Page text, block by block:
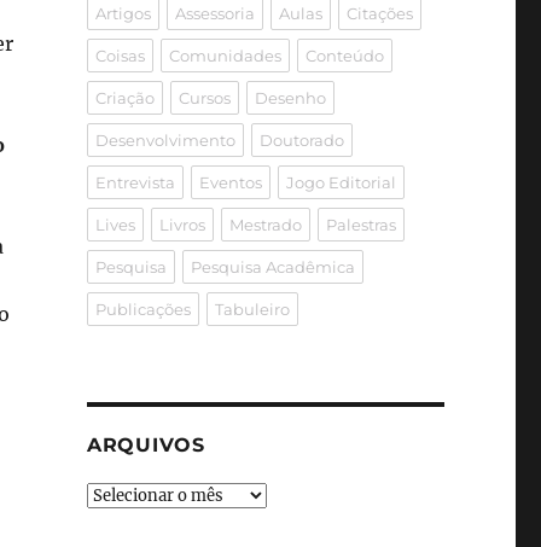
Artigos Assessoria Aulas Citações
Coisas Comunidades Conteúdo
Criação Cursos Desenho
Desenvolvimento Doutorado
Entrevista Eventos Jogo Editorial
Lives Livros Mestrado Palestras
Pesquisa Pesquisa Acadêmica
Publicações Tabuleiro
ARQUIVOS
Arquivos